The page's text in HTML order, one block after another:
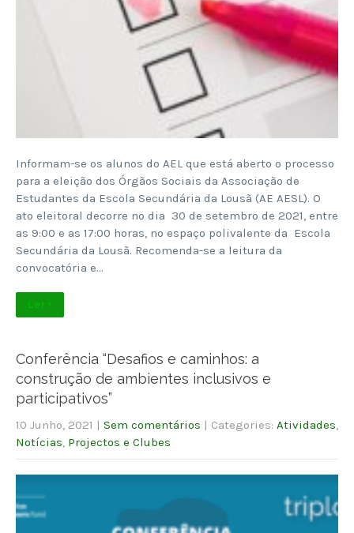
Informam-se os alunos do AEL que está aberto o processo
para a eleição dos Órgãos Sociais da Associação de
Estudantes da Escola Secundária da Lousã (AE AESL). O
ato eleitoral decorre no dia 30 de setembro de 2021, entre
as 9:00 e as 17:00 horas, no espaço polivalente da Escola
Secundária da Lousã. Recomenda-se a leitura da
convocatória e…
Ler +
Conferência “Desafios e caminhos: a
construção de ambientes inclusivos e
participativos”
10 Junho, 2021 | Sem comentários | Categories: Atividades
Notícias Projectos e Clubes